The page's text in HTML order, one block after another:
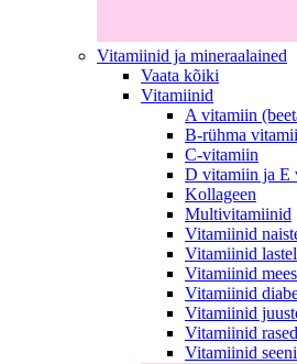
Vitamiinid ja mineraalained
Vaata kõiki
Vitamiinid
A vitamiin
B-rühma
C-vitamiin
D vitamiin ja E
Kollageen
Multivitamiinid
Vitamiinid
Vitamiinid
Vitamiinid
Vitamiinid
Vitamiinid
Vitamiinid
Vitamiinid